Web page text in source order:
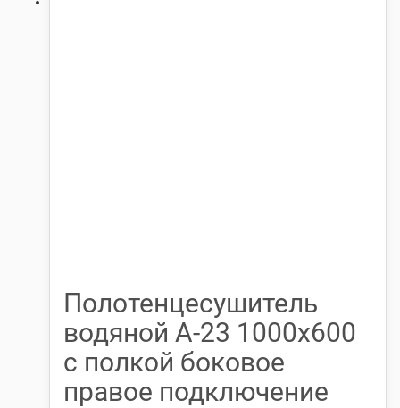
Полотенцесушитель
водяной А-23 1000х600
с полкой боковое
правое подключение